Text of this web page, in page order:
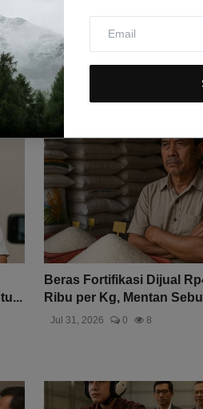
Beras Fortifikasi Dijual
Ribu per Kg, Mentan
Jul 31, 2026 0 8